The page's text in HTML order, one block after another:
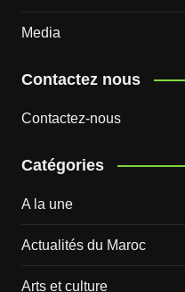
Media
Contactez nous
Contactez-nous
Catégories
A la une
Actualités du Maroc
Arts et culture